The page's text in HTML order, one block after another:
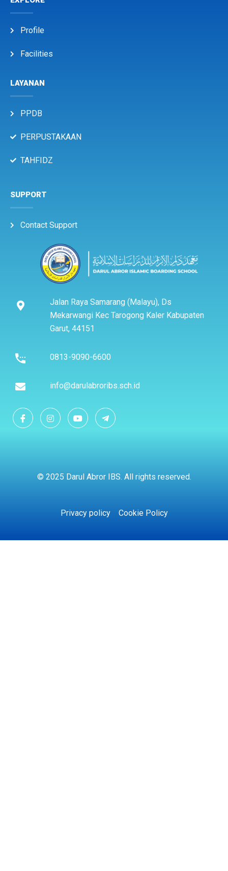
Profile
Facilities
LAYANAN
PPDB
PERPUSTAKAAN
TAHFIDZ
SUPPORT
Contact Support
Jalan Raya Samarang (Malayu), Ds
Mekarwangi Kec Tarogong Kaler Kabupaten
Garut, 44151
0813-9090-6600
info@darulabroribs.sch.id
© 2025 Darul Abror IBS. All rights reserved.
Privacy policy Cookie Policy